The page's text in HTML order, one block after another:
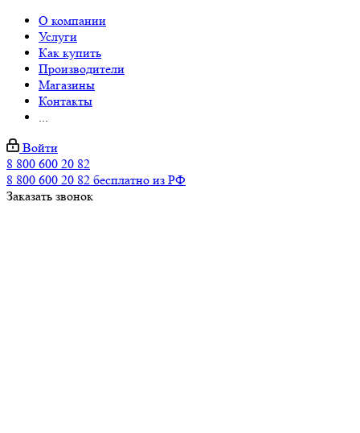
О компании
Услуги
Как купить
Производители
Магазины
Контакты
...
Войти
8 800 600 20 82
8 800 600 20 82 бесплатно из РФ
Заказать звонок